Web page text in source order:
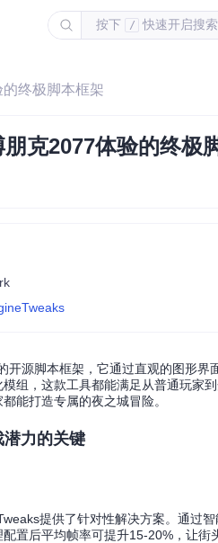
按下 / 快速开启搜索
终极脚本框架
克2077体验的终极
源脚本框架，它通过直观的图形
组，这款工具都能满足从普通玩家
能打造专属的夜之城冒险。
力的关键
提供了针对性解决方案。通过
置后平均帧率可提升15-20%，让街